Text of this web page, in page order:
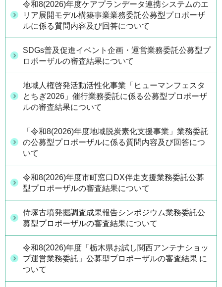
令和8(2026)年度ケアプランデータ連携システムのエ
リア展開モデル構築事業業務委託公募型プロポーザ
ルに係る質問内容及び回答について
SDGs普及促進イベント企画・運営業務委託公募型プ
ロポーザルの審査結果について
地域人権啓発活動活性化事業「ヒューマンフェスタ
とちぎ2026」催行業務委託に係る公募型プロポーザ
ルの審査結果について
「令和8(2026)年度地域脱炭素化支援事業」業務委託
の公募型プロポーザルに係る質問内容及び回答につ
いて
令和8(2026)年度市町窓口DX伴走支援業務委託公募
型プロポーザルの審査結果について
侍塚古墳発掘調査成果報告シンポジウム業務委託公
募型プロポーザルの審査結果について
令和8(2026)年度「栃木県お試し関西アンテナショッ
プ運営業務委託」公募型プロポーザルの審査結果 に
ついて